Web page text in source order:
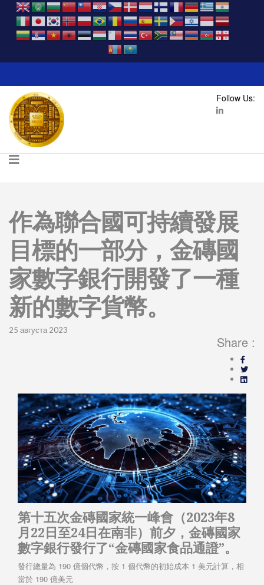
Follow Us:
作為聯合國可持續發展
目標的一部分，金磚國
家數字銀行開發了一種
新的數字貨幣。
25 августа 2023
Share :
第十五次金磚國家統一峰會（2023年8
月22日至24日在南非）前夕，金磚國家
數字銀行發行了“金磚國家食品通證”。
發行總量為 190 億個代幣，按 1 個代幣的初始成本 1 美元計算，相
當於 190 億美元